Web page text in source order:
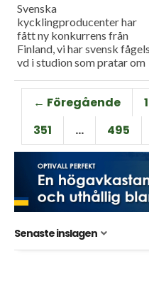
Svenska
kycklingproducenter har
fått ny konkurrens från
Finland, vi har svensk fågels
vd i studion som pratar om
← Föregående 1
351
… 495
Senaste inslagen